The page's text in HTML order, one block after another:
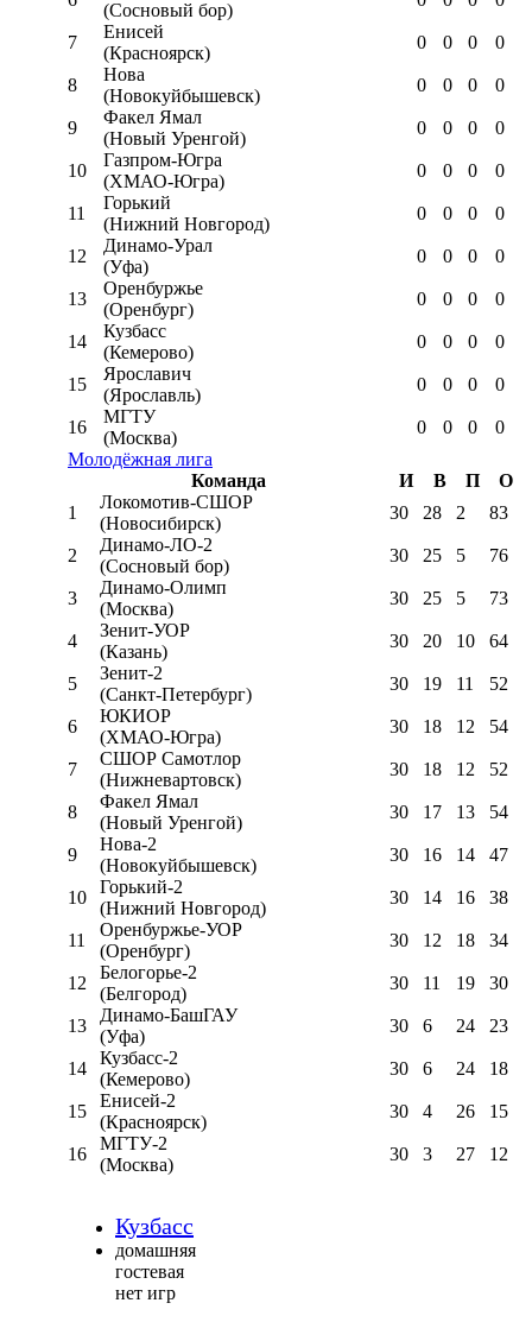
(Сосновый бор)
7
Енисей
(Красноярск)
0 0 0 0
8
Нова
(Новокуйбышевск)
0 0 0 0
9
Факел Ямал
(Новый Уренгой)
0 0 0 0
10
Газпром-Югра
(ХМАО-Югра)
0 0 0 0
11
Горький
(Нижний Новгород)
0 0 0 0
12
Динамо-Урал
(Уфа)
0 0 0 0
13
Оренбуржье
(Оренбург)
0 0 0 0
14
Кузбасс
(Кемерово)
0 0 0 0
15
Ярославич
(Ярославль)
0 0 0 0
16
МГТУ
(Москва)
0 0 0
0
Молодёжная лига
Команда
И В П
О
1
Локомотив-CШОР
(Новосибирск)
30 28 2 83
2
Динамо-ЛО-2
(Сосновый бор)
30 25 5 76
3
Динамо-Олимп
(Москва)
30 25 5 73
4
Зенит-УОР
(Казань)
30 20 10 64
5
Зенит-2
(Санкт-Петербург)
30 19 11 52
6
ЮКИОР
(ХМАО-Югра)
30 18 12 54
7
СШОР Самотлор
(Нижневартовск)
30 18 12 52
8
Факел Ямал
(Новый Уренгой)
30 17 13 54
9
Нова-2
(Новокуйбышевск)
30 16 14 47
10
Горький-2
(Нижний Новгород)
30 14 16 38
11
Оренбуржье-УОР
(Оренбург)
30 12 18 34
12
Белогорье-2
(Белгород)
30 11 19 30
13
Динамо-БашГАУ
(Уфа)
30 6 24 23
14
Кузбасс-2
(Кемерово)
30 6 24 18
15
Енисей-2
(Красноярск)
30 4 26 15
16
МГТУ-2
(Москва)
30 3 27 12
Кузбасс
домашняя
гостевая
нет игр